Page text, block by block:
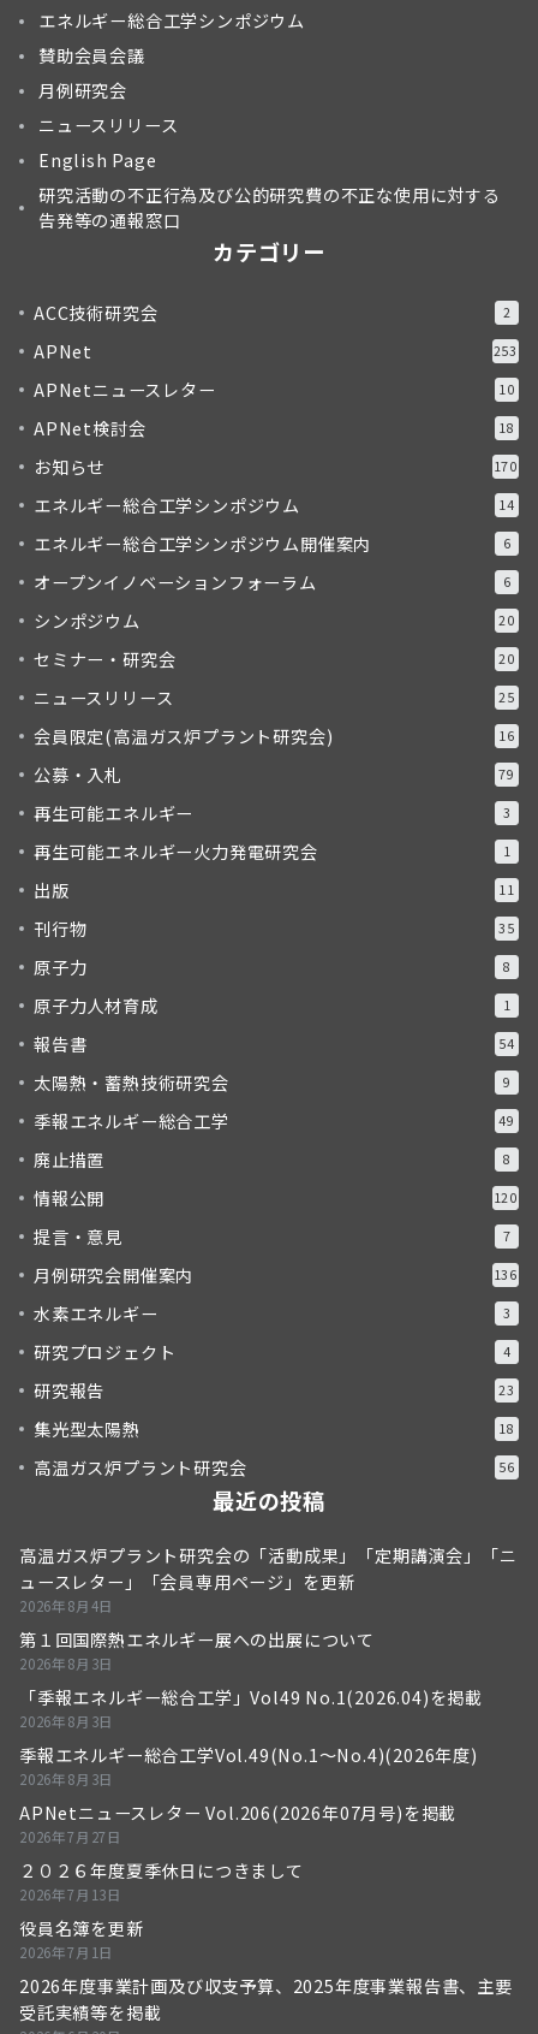
エネルギー総合工学シンポジウム
賛助会員会議
月例研究会
ニュースリリース
English Page
研究活動の不正行為及び公的研究費の不正な使用に対する
告発等の通報窓口
カテゴリー
ACC技術研究会 2
APNet 253
APNetニュースレター 10
APNet検討会 18
お知らせ 170
エネルギー総合工学シンポジウム 14
エネルギー総合工学シンポジウム開催案内 6
オープンイノベーションフォーラム 6
シンポジウム 20
セミナー・研究会 20
ニュースリリース 25
会員限定(高温ガス炉プラント研究会) 16
公募・入札 79
再生可能エネルギー 3
再生可能エネルギー火力発電研究会 1
出版 11
刊行物 35
原子力 8
原子力人材育成 1
報告書 54
太陽熱・蓄熱技術研究会 9
季報エネルギー総合工学 49
廃止措置 8
情報公開 120
提言・意見 7
月例研究会開催案内 136
水素エネルギー 3
研究プロジェクト 4
研究報告 23
集光型太陽熱 18
高温ガス炉プラント研究会 56
最近の投稿
高温ガス炉プラント研究会の「活動成果」「定期講演会」「ニ
ュースレター」「会員専用ページ」を更新
2026年8月4日
第１回国際熱エネルギー展への出展について
2026年8月3日
「季報エネルギー総合工学」Vol49 No.1(2026.04)を掲載
2026年8月3日
季報エネルギー総合工学Vol.49(No.1～No.4)(2026年度)
2026年8月3日
APNetニュースレター Vol.206(2026年07月号)を掲載
2026年7月27日
２０２６年度夏季休日につきまして
2026年7月13日
役員名簿を更新
2026年7月1日
2026年度事業計画及び収支予算、2025年度事業報告書、主要
受託実績等を掲載